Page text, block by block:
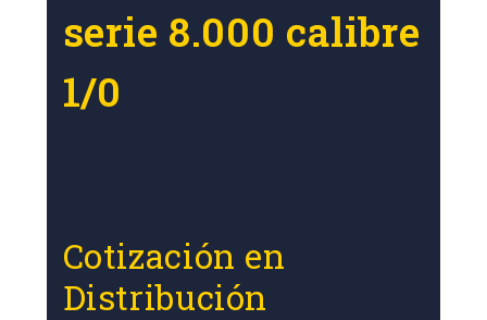
serie 8.000 calibre
1/0
Cotización en
Distribución